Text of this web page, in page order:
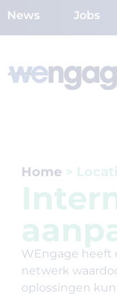
News Jobs
Home >
WEngage heeft
netwerk
oplossingen